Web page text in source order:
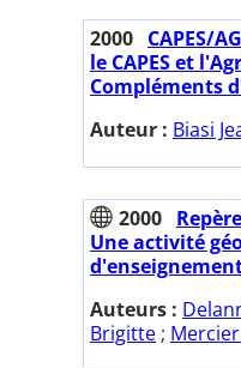
2000 CAPES/
le CAPES et
Compléments
Auteur : Biasi
2000
Une activité
Auteurs :
Brigitte ;